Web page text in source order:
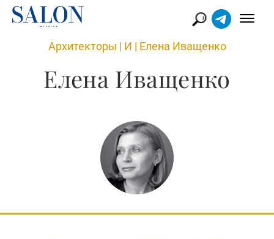
Архитекторы | И | Елена Иващенко
Елена Иващенко